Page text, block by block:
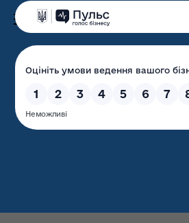
Волинська
державна